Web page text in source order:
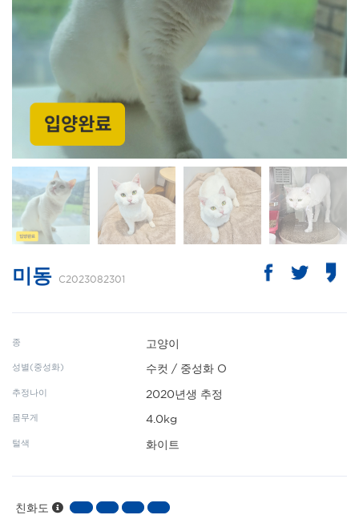
미동 C2023082301
종 고양이
성별(중성화) 수컷 / 중성화 O
추정나이 2020년생 추정
몸무게 4.0kg
털색 화이트
친화도